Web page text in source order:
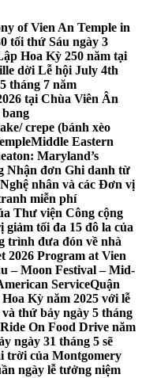
of Vien An Temple in
tối thứ Sáu ngày 3
Hoa Kỳ 250 năm tại
dời Lễ hội July 4th
tháng 7 năm
tại Chùa Viên Ân
crepe (bánh xèo
Middle Eastern
Maryland’s
Nhận đơn Ghi danh từ
nhân và các Đơn vị
miễn phí
Thư viện Công cộng
giảm tối đa 15 đô la của
trình đưa đón về nhà
2026 Program at Vien
– Moon Festival – Mid-
ServiceQuận
Kỳ năm 2025 với lễ
thứ bảy ngày 5 tháng
On Food Drive năm
ngày 31 tháng 5 sẽ
trời của Montgomery
ngày lễ tưởng niệm